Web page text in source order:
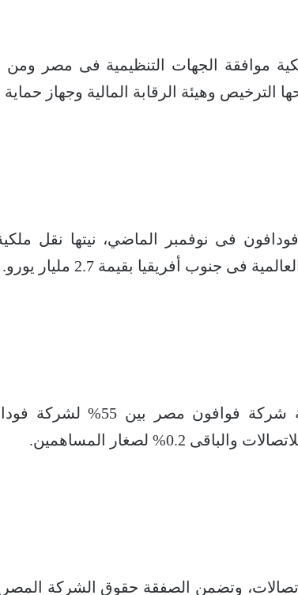
موافقة الجهات التنظيمية فى مصر ومن
الترخيص وهيئة الرقابة المالية وجهاز
فى جنوب أفريقيا بقيمة 2.7 مليار يورو.
0.2% لصغار المساهمين.
وتضمن الصفقة حقوق الشركة